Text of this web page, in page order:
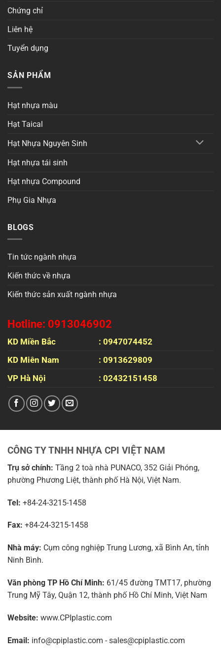
Chứng chỉ
Liên hệ
Tuyển dụng
SẢN PHẨM
Hạt nhựa màu
Hạt Taical
Hạt Nhựa Nguyên Sinh
Hạt nhựa tái sinh
Hạt nhựa Compound
Phụ Gia Nhựa
BLOGS
Tin tức ngành nhựa
Kiến thức về nhựa
Kiến thức sản xuất ngành nhựa
Hotline: 0913046902
KD Miền Bắc
: 0947074452
KD Miên Nam
: 0913629809
VP Hà Nội
: 02432151458
CÔNG TY TNHH NHỰA CPI VIỆT NAM
Trụ sở chính: Tầng 2 toà nhà PUNACO, 352 Giải Phóng,
phường Phương Liệt, thành phố Hà Nội, Việt Nam.
Tel: +84-24-3215-1458
Fax: +84-24-3215-1458
Nhà máy: Cụm công nghiệp Trung Lương, xã Bình An, tỉnh
Ninh Bình.
Văn phòng TP Hồ Chí Minh: 61/45 đường TMT17, phường
Trung Mỹ Tây, Quận 12, thành phố Hồ Chí Minh, Việt Nam
Website: www.CPIplastic.com
Email: info@cpiplastic.com - sales@cpiplastic.com